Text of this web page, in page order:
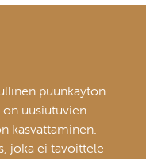
puunkäytön
uusiutuvien
kasvattaminen.
joka ei tavoittele